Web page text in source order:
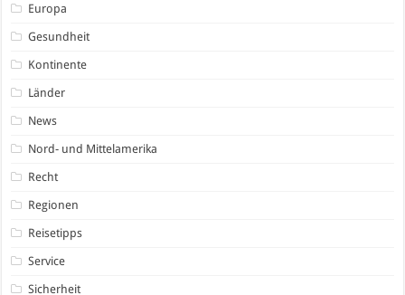
Europa
Gesundheit
Kontinente
Länder
News
Nord- und Mittelamerika
Recht
Regionen
Reisetipps
Service
Sicherheit